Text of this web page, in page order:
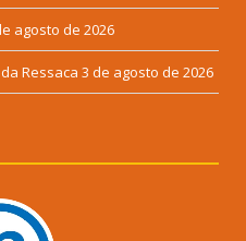
agosto de 2026
Ressaca 3 de agosto de 2026